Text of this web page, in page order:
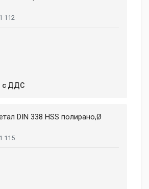
112
с ДДС
DIN 338 HSS полирано,Ø
115